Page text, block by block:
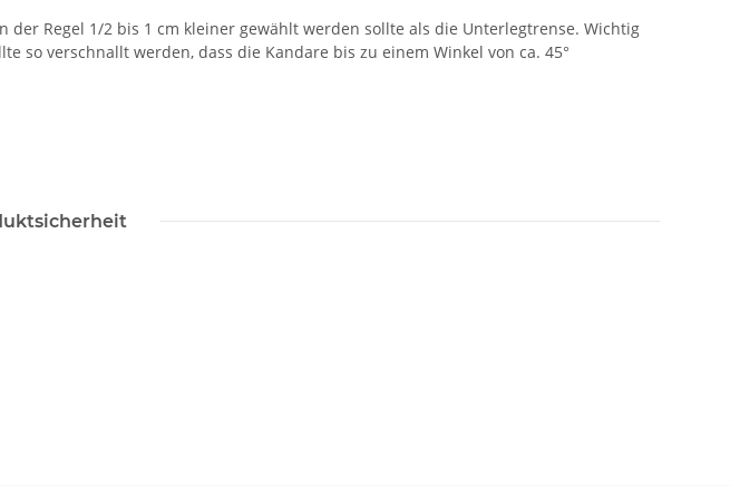
Regel 1/2 bis 1 cm kleiner gewählt werden sollte als die Unterlegtrense. Wichtig
so verschnallt werden, dass die Kandare bis zu einem Winkel von ca. 45°